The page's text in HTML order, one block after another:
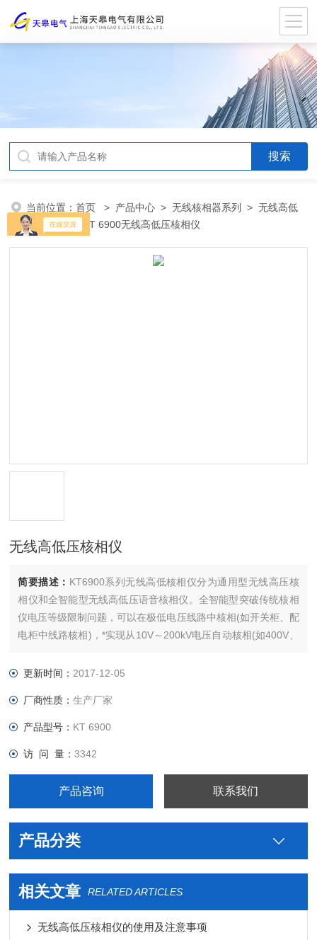
当前位置：首页 > 产品中心 >无线核相器系列 >无线高低
压核相仪> KT 6900无线高低压核相仪
无线高低压核相仪
简要描述： KT6900系列无线高低核相仪分为通用型无线高压核
相仪和全智能型无线高低压语音核相仪。全智能型突破传统核相
仪电压等级限制问题，可以在极低电压线路中核相(如开关柜、配
电柜中线路核相)，*实现从10V～200kV电压自动核相(如400V、
仪或分别配置高低压探测器，节省成本、减少携带、省时快捷。
更新时间： 2017-12-05
厂商性质：生产厂家
产品型号： KT 6900
访 问 量：3342
产品咨询 联系我们
产品分类
相关文章 RELATED ARTICLES
无线高低压核相仪的使用及注意事项